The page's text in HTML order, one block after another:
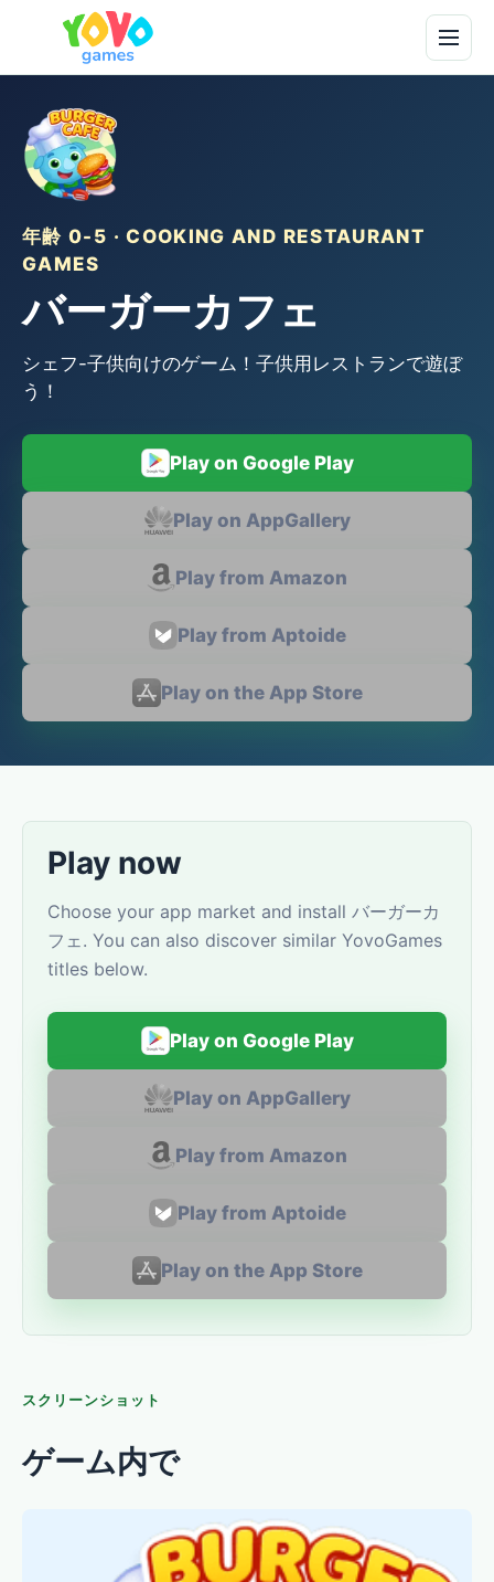
年齢 0-5 · COOKING AND RESTAURANT
GAMES
バーガーカフェ
シェフ-子供向けのゲーム！子供用レストランで遊ぼ
う！
Play on Google Play
Play on AppGallery
Play from Amazon
Play from Aptoide
Play on the App Store
Play now
Choose your app market and install バーガーカ
フェ. You can also discover similar YovoGames
titles below.
Play on Google Play
Play on AppGallery
Play from Amazon
Play from Aptoide
Play on the App Store
スクリーンショット
ゲーム内で